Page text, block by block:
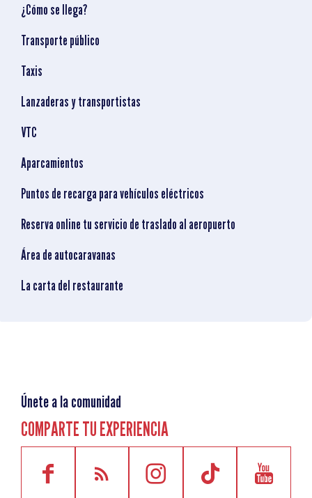
¿Cómo se llega?
Transporte público
Taxis
Lanzaderas y transportistas
VTC
Aparcamientos
Puntos de recarga para vehículos eléctricos
Reserva online tu servicio de traslado al aeropuerto
Área de autocaravanas
La carta del restaurante
Únete a la comunidad
COMPARTE TU EXPERIENCIA